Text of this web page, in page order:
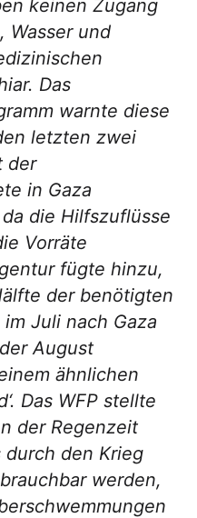
keinen Zugang
Wasser und
Das
warnte diese
letzten zwei
der
in Gaza
die Hilfszuflüsse
Vorräte
fügte hinzu,
der benötigten
Juli nach Gaza
August
ähnlichen
Das WFP stellte
der Regenzeit
den Krieg
werden,